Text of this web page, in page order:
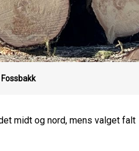
midt og nord, mens valget falt